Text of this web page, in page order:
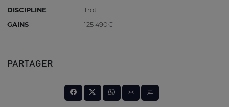
DISCIPLINE
Trot
GAINS
125 490€
PARTAGER